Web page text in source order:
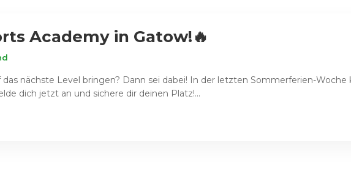
Academy in Gatow!🔥
das nächste Level bringen? Dann sei dabei! In der letzten Sommerferien-
dich jetzt an und sichere dir deinen Platz!...